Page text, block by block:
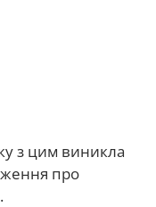
з цим виникла
про